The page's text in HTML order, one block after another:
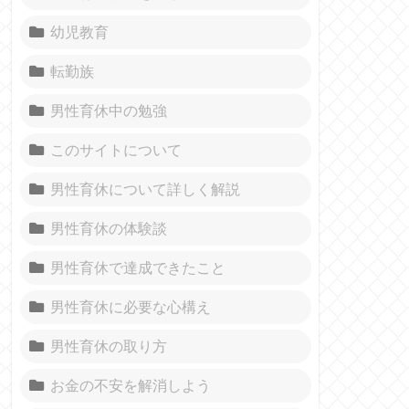
幼児教育
転勤族
男性育休中の勉強
このサイトについて
男性育休について詳しく解説
男性育休の体験談
男性育休で達成できたこと
男性育休に必要な心構え
男性育休の取り方
お金の不安を解消しよう